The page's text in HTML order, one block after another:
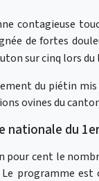
contagieuse
de fortes
sur cinq lors
du piétin
ovines du
du
pour cent le
programme